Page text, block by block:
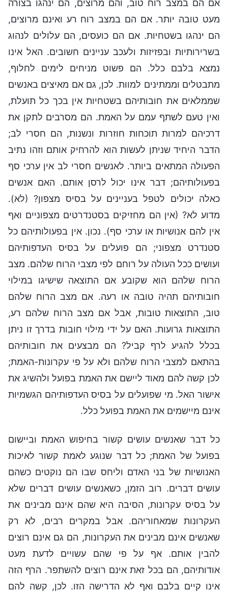
אם הם במצב רוח טוב, והם מרוצים, הם ינהגו בצורה
מעט טובה יותר. אם הם במצב רוח רע ואינם מרוצים,
הם ינהגו בשטחיות. אם הם כועסים, הם עלולים לנהוג
בשרירותיות ובפזיזות ולעכב עניינים חשובים. האל אינו
נמצא בלבם כלל. הם פשוט מניחים לימים לחלוף,
מתבטלים וממתינים למוות. לכן, גם אם מאיצים באנשים
שממלאים את חובותיהם בשטחיות אין בכך כל תועלת,
ואין טעם לשתף עמם על האמת. הם מסרבים לתקן את
דרכיהם למרות תוכחות חוזרות ונשנות, הם חסרי לב;
הדבר היחיד שניתן לעשות הוא להרחיק אותם וזהו נתיב
הפעולה המתאים ביותר. לאנשים חסרי לב אין ערכי סף
בפעולותיהם; דבר אינו יכול לרסן אותם. האם אנשים
כאלה יכולים לטפל בעניינים על בסיס מצפון? (לא).
מדוע לא? (אין הם מחזיקים בסטנדרטים מצפוניים ואף
אין להם אנושיות או ערכי סף). נכון. אין בפעולותיהם כל
סטנדרט מצפוני; הם פועלים על בסיס העדפותיהם
ועושים ככל העולה על רוחם לפי מצבי הרוח שלהם. מצב
הרוח שלהם הוא שקובע אם התוצאה שישיגו במילוי
חובותיהם תהיה טובה או רעה. אם מצב הרוח שלהם
טוב, התוצאות טובות, אבל אם מצב הרוח שלהם רע,
התוצאות גרועות. האם על ידי מילוי חובות בדרך זו ניתן
בכלל להגיע לרף קביל? הם מבצעים את חובותיהם
בהתאם למצבי הרוח שלהם ולא על פי עקרונות-האמת;
לכן קשה להם מאוד ליישם את האמת בפועל ולהשיג את
אישור האל. מי שפועלים על בסיס העדפותיהם הגשמיות
אינם מיישמים את האמת בפועל כלל.
כל דבר שאנשים עושים קשור בחיפוש האמת וביישום
בפועל של האמת; כל דבר שנוגע לאמת קשור לאיכות
האנושיות של בני האדם וליחס שבו הם נוקטים כשהם
עושים דברים. רוב הזמן, כשאנשים עושים דברים שלא
על בסיס עקרונות, הסיבה היא שהם אינם מבינים את
העקרונות שמאחוריהם. אבל במקרים רבים, לא רק
שאנשים אינם מבינים את העקרונות, הם גם אינם רוצים
להבין אותם. אף על פי שהם עשויים לדעת מעט
אודותיהם, הם בכל זאת אינם רוצים להשתפר. הרף הזה
אינו קיים בלבם ואף לא הדרישה הזו. לכן, קשה להם